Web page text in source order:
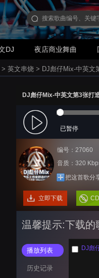
DJ 夜店商业舞曲
> 英文串烧 > DJ彪仔Mix-中英文
DJ彪仔Mix-中英文第3张打
已暂停
编号：27060
音质：320
把这首歌分
立即下载
温馨提示:下载的
播放列表
历史记录
DJ彪